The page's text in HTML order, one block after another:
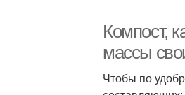
Компост,
массы
Чтобы по